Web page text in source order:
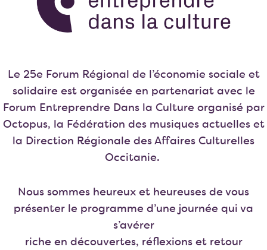
Le 25e Forum Régional de l’économie sociale et
solidaire est organisée en partenariat avec le
Forum Entreprendre Dans la Culture organisé par
Octopus, la Fédération des musiques actuelles et
la Direction Régionale des Affaires Culturelles
Occitanie.
Nous sommes heureux et heureuses de vous
présenter le programme d’une journée qui va
s’avérer
riche en découvertes, réflexions et retour